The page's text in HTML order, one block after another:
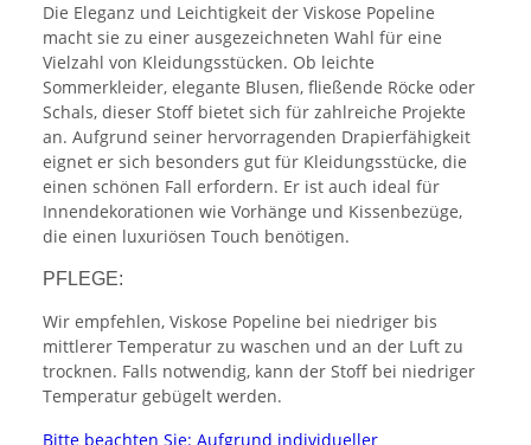
Die Eleganz und Leichtigkeit der Viskose Popeline
macht sie zu einer ausgezeichneten Wahl für eine
Vielzahl von Kleidungsstücken. Ob leichte
Sommerkleider, elegante Blusen, fließende Röcke oder
Schals, dieser Stoff bietet sich für zahlreiche Projekte
an. Aufgrund seiner hervorragenden Drapierfähigkeit
eignet er sich besonders gut für Kleidungsstücke, die
einen schönen Fall erfordern. Er ist auch ideal für
Innendekorationen wie Vorhänge und Kissenbezüge,
die einen luxuriösen Touch benötigen.
PFLEGE:
Wir empfehlen, Viskose Popeline bei niedriger bis
mittlerer Temperatur zu waschen und an der Luft zu
trocknen. Falls notwendig, kann der Stoff bei niedriger
Temperatur gebügelt werden.
Bitte beachten Sie: Aufgrund individueller